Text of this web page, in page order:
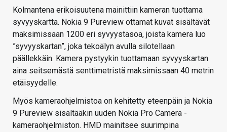
Kolmantena erikoisuutena mainittiin kameran tuottama
syvyyskartta. Nokia 9 Pureview ottamat kuvat sisältävät
maksimissaan 1200 eri syvyystasoa, joista kamera luo
”syvyyskartan”, joka tekoälyn avulla silotellaan
päällekkäin. Kamera pystyykin tuottamaan syvyyskartan
aina seitsemästä senttimetristä maksimissaan 40 metrin
etäisyydelle.
Myös kameraohjelmistoa on kehitetty eteenpäin ja Nokia
9 Pureview sisältääkin uuden Nokia Pro Camera -
kameraohjelmiston. HMD mainitsee suurimpina